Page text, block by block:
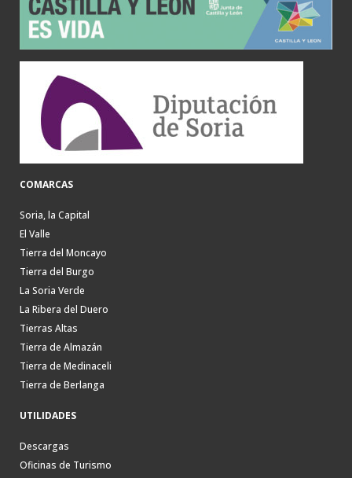
COMARCAS
Soria, la Capital
El Valle
Tierra del Moncayo
Tierra del Burgo
La Soria Verde
La Ribera del Duero
Tierras Altas
Tierra de Almazán
Tierra de Medinaceli
Tierra de Berlanga
UTILIDADES
Descargas
Oficinas de Turismo